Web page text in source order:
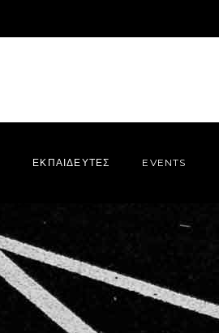
ΕΚΠΑΙΔΕΥΤΕΣ EVENTS